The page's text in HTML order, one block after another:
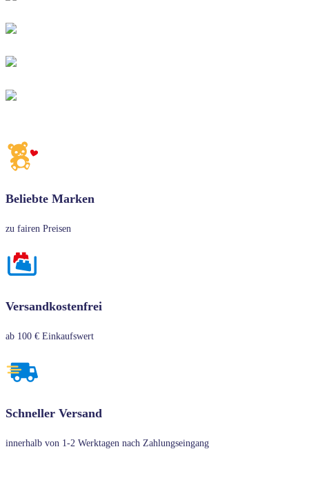
Beliebte Marken
zu fairen Preisen
Versandkostenfrei
ab 100 € Einkaufswert
Schneller Versand
innerhalb von 1-2 Werktagen nach Zahlungseingang